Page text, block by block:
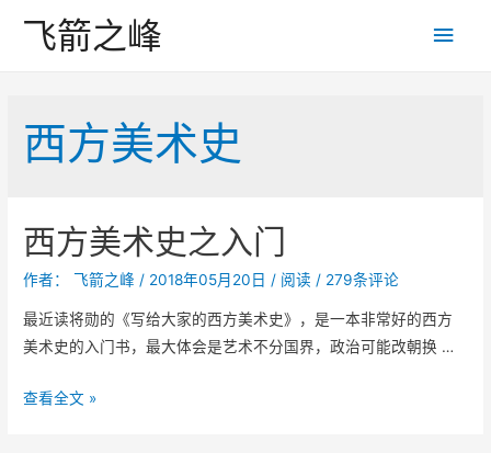
飞箭之峰
主
西方美术史
西方美术史之入门
作者： 飞箭之峰 / 2018年05月20日 / 阅读 / 279条评论
最近读将勋的《写给大家的西方美术史》，是一本非常好的西方
美术史的入门书，最大体会是艺术不分国界，政治可能改朝换 …
西
查看全文 »